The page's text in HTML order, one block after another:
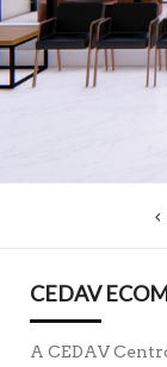
CEDAV
A CEDAV